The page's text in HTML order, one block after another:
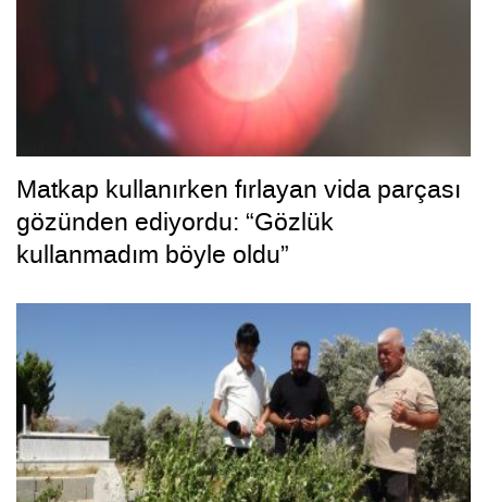
Matkap kullanırken fırlayan vida parçası
gözünden ediyordu: “Gözlük
kullanmadım böyle oldu”